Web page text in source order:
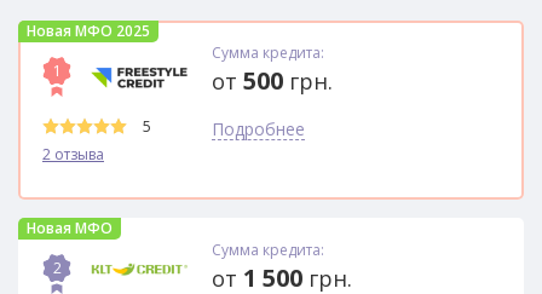
Новая МФО 2025
1
5
2 отзыва
Сумма кредита:
от 500 грн.
Подробнее
Новая МФО
2
Сумма кредита:
от 1 500 грн.